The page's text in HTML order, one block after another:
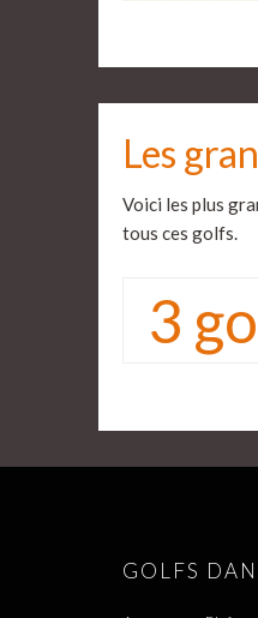
Les
Voici les plus
tous ces golfs.
3
GOLFS